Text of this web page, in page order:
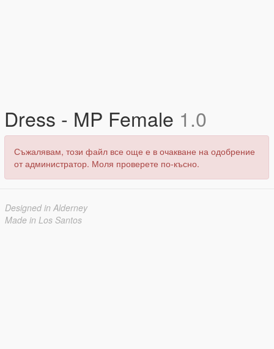
Dress - MP Female 1.0
Съжалявам, този файл все още е в очакване на одобрение
от администратор. Моля проверете по-късно.
Designed in Alderney
Made in Los Santos